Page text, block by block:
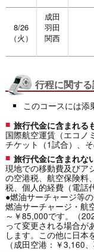
8/26
（火）
成田
羽田
関西
行程に関す
このコースには添
旅行代金に含まれる
国際航空運賃（エコノ
チケット（1試合）、そ
旅行代金に含まれな
現地での移動費及びア
の空港税、航空保険料
税、個人的経費（電話
●燃油サーチャージ等
燃油サーチャージ・航
～￥85,000です。（
って変更される場合が
します。この他に日本
（成田空港：￥3,160